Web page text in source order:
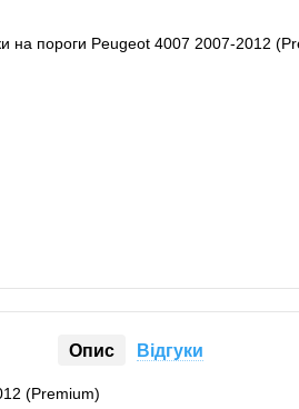
Опис Відгуки
(Premium)